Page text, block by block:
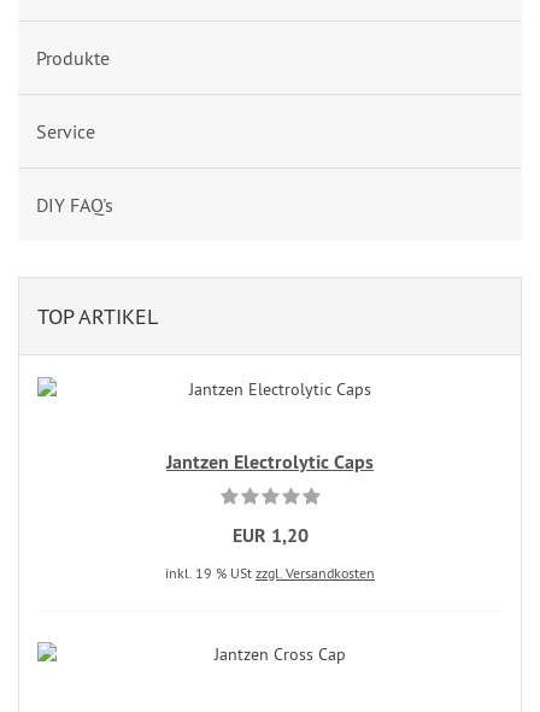
Produkte
Service
DIY FAQ's
TOP ARTIKEL
Jantzen Electrolytic Caps
EUR 1,20
inkl. 19 % USt zzgl. Versandkosten